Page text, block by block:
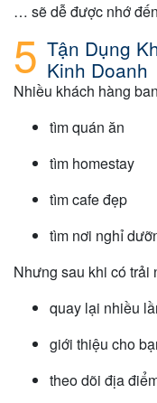
… sẽ dễ được nhớ
Tận Dụng
Kinh Doanh
Nhiều khách hàng
tìm quán ăn
tìm homestay
tìm cafe đẹp
tìm nơi nghỉ
Nhưng sau khi có trải
quay lại nhiều
giới thiệu cho
theo dõi địa